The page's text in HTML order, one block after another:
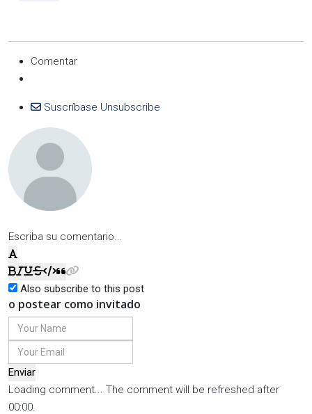
Comentar
Suscríbase Unsubscribe
Escriba su comentario...
Also subscribe to this post
o postear como invitado
Enviar
Loading comment... The comment will be refreshed after
00:00.